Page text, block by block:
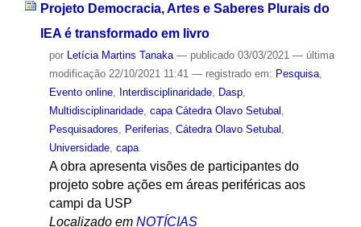
Projeto Democracia, Artes e Saberes Plurais do
IEA é transformado em livro
por Letícia Martins Tanaka — publicado03/03/2021 — última
modificação22/10/2021 11:41 — registrado em: Pesquisa,
Evento online, Interdisciplinaridade, Dasp,
Multidisciplinaridade, capa Cátedra Olavo Setubal
Pesquisadores
Periferias Cátedra Olavo Setubal
Universidade, capa
A obra apresenta visões de participantes do
projeto sobre ações em áreas periféricas aos
campi da USP
Localizado em NOTÍCIAS